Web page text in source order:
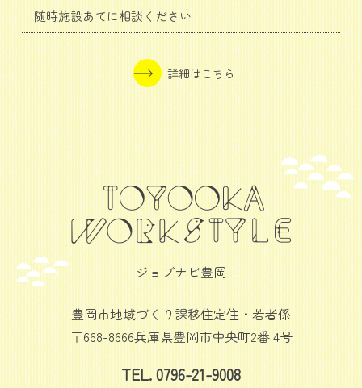
随時施設あてに相談ください
詳細はこちら
ジョブナビ豊岡
豊岡市地域づくり課移住定住・若者係
〒668-8666兵庫県豊岡市中央町2番 4号
TEL. 0796-21-9008